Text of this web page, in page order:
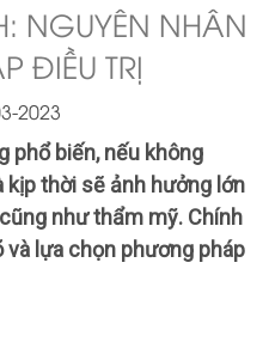
NGUYÊN NHÂN
ĐIỀU TRỊ
2023
phổ biến, nếu không
thời sẽ ảnh hưởng lớn
như thẩm mỹ. Chính
lựa chọn phương pháp